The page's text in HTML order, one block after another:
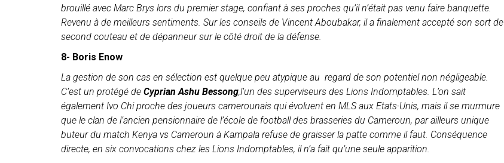
brouillé avec Marc Brys lors du premier stage, confiant à ses proches qu’il n’était pas venu faire banquette.
Revenu à de meilleurs sentiments. Sur les conseils de Vincent Aboubakar, il a finalement accepté son sort de
second couteau et de dépanneur sur le côté droit de la défense.
8- Boris Enow
La gestion de son cas en sélection est quelque peu atypique au regard de son potentiel non négligeable.
C’est un protégé de Cyprian Ashu Bessong,l’un des superviseurs des Lions Indomptables. L’on sait
également Ivo Chi proche des joueurs camerounais qui évoluent en MLS aux Etats-Unis, mais il se murmure
que le clan de l’ancien pensionnaire de l’école de football des brasseries du Cameroun, par ailleurs unique
buteur du match Kenya vs Cameroun à Kampala refuse de graisser la patte comme il faut. Conséquence
directe, en six convocations chez les Lions Indomptables, il n’a fait qu’une seule apparition.